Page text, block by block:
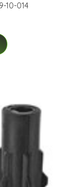
10-014